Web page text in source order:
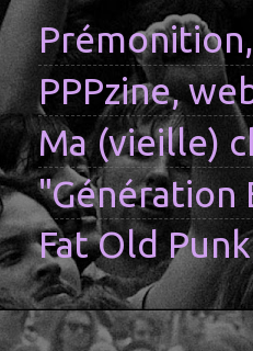
PPPzine,
Ma (vieille)
"Génération
Fat Old